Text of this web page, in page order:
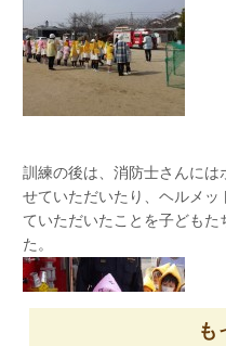
＜プレゼント交換＞
がとうの気持ちを込めて写真
ました。
大きなおひなさまとおだいり
り組で力を合わせて二人を無
ことができました。
最後にいきなり現れた『あら
<鬼ごっこ>
先生も捕まらないように頑張
訓練の後は、消防士さんには
せていただいたり、ヘルメッ
ていただいたことを子どもた
た。
も